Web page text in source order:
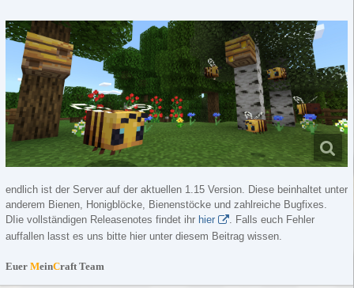
endlich ist der Server auf der aktuellen 1.15 Version. Diese beinhaltet unter
anderem Bienen, Honigblöcke, Bienenstöcke und zahlreiche Bugfixes.
DIie vollständigen Releasenotes findet ihr hier
. Falls euch Fehler
auffallen lasst es uns bitte hier unter diesem Beitrag wissen.
Euer MeinCraft Team